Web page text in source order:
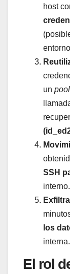
host
un pool
SSH
interno.
los
interna.
El rol